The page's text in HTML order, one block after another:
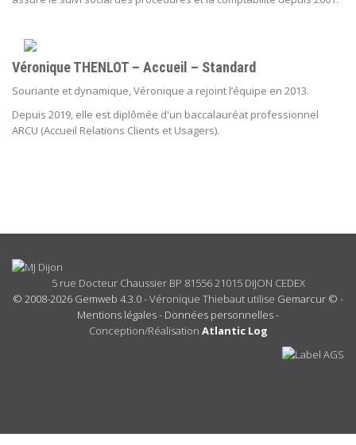
Véronique THENLOT – Accueil – Standard
Souriante et dynamique, Véronique a rejoint l’équipe en 2013.
Depuis 2019, elle est diplômée d'un baccalauréat professionnel
ARCU (Accueil Relations Clients et Usagers).
5 rue Docteur Chaussier BP 81556 21015 DIJON CEDEX
© 2008-2026 Gemweb 4.3.0- Véronique Thiebaut utilise Gemarcur © -
Mentions légales- Données personnelles-
Conception/Réalisation Atlantic Log